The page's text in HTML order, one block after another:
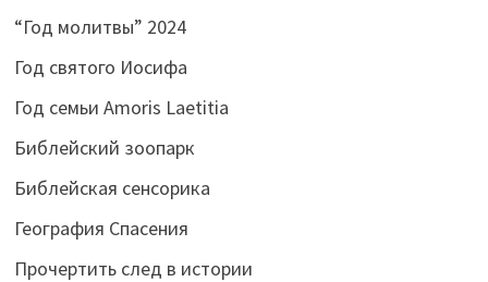
“Год молитвы” 2024
Год святого Иосифа
Год семьи Amoris Laetitia
Библейский зоопарк
Библейская сенсорика
География Спасения
Прочертить след в истории